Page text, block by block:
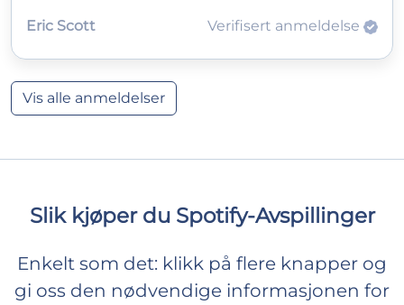
Eric Scott
Verifisert anmeldelse
Vis alle anmeldelser
Slik kjøper du Spotify-Avspillinger
Enkelt som det: klikk på flere knapper og
gi oss den nødvendige informasjonen for